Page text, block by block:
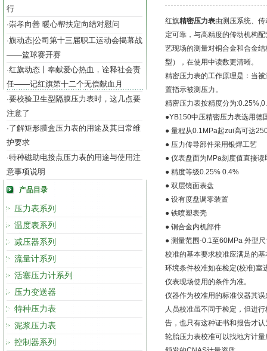
行
·崇孝向善 暖心帮扶定向结对慰问
·旗动态|公司第十三届职工运动会揭幕战
——篮球赛开赛
·红旗动态丨奉献爱心热血，诠释社会责
任——记红旗第十二个无偿献血月
·要校验卫生型隔膜压力表时，这几点要
注意了
·了解矩形膜盒压力表的用途及其日常维
护要求
·特种磁助电接点压力表的用途与使用注
意事项说明
产品目录
压力表系列
温度表系列
减压器系列
流量计系列
活塞压力计系列
压力变送器
特种压力表
泥浆压力表
控制器系列
红旗精密压力表由测压系统、
定可靠，与高精度的传动机构
艺现场的测量对铜合金和合金
型），在使用中读数更清晰。
精密压力表的工作原理是：当
置指示被测压力。
精密压力表按精度分为
●YB150中压精密压力表选用德
● 量程从0.1MPa起zui高可达
● 压力传导部件采用银焊工艺
● 仪表盘面为MPa刻度值直接读
● 精度等级0.25% 0.4%
● 双层镜面表盘
● 设有度盘调零装置
● 铁喷塑表壳
● 铜合金内机部件
● 测量范围-0.1至60MPa 外型
校准的基本要求校准应满足的
环境条件校准如在检定(校准)室
仪表现场使用的条件为准。
仪器作为校准用的标准仪器其
人员校准虽不同于检定，但进
告，也只有这种证书和报告才
轮胎压力表校准可以找地方计